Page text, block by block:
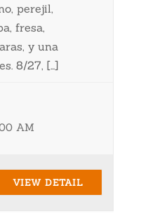
perejil,
fresa,
y una
8/27, […]
AM
VIEW DETAIL